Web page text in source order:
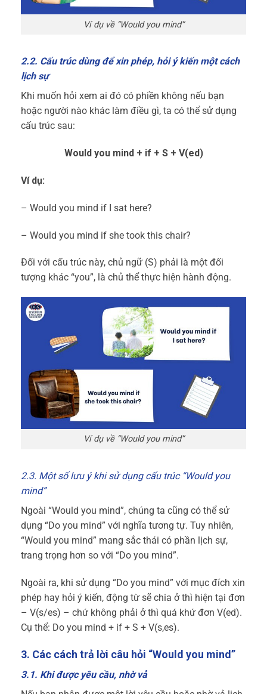
Ví dụ về “Would you mind”
2.2. Cấu trúc dùng để xin phép, hỏi ý kiến một cách
lịch sự
Khi muốn hỏi xem ai đó có phiền không nếu bạn
hoặc người nào khác làm điều gì, ta có thể sử dụng
cấu trúc sau:
Would you mind + if + S + V(ed)
Ví dụ:
– Would you mind if I sat here?
– Would you mind if she took this chair?
Đối với cấu trúc này, chủ ngữ (S) phải là một đối
tượng khác “you”, là chủ thể thực hiện hành động.
Ví dụ về “Would you mind”
2.3. Một số lưu ý khi sử dụng cấu trúc “Would you
mind”
Ngoài “Would you mind”, chúng ta cũng có thể sử
dụng “Do you mind” với nghĩa tương tự. Tuy nhiên,
“Would you mind” mang sắc thái có phần lịch sự,
trang trọng hơn so với “Do you mind”.
Ngoài ra, khi sử dụng “Do you mind” với mục đích xin
phép hay hỏi ý kiến, động từ sẽ chia ở thì hiện tại đơn
– V(s/es) – chứ không phải ở thì quá khứ đơn V(ed).
Cụ thể: Do you mind + if + S + V(s,es).
3. Các cách trả lời câu hỏi “Would you mind”
3.1. Khi được yêu cầu, nhờ vả